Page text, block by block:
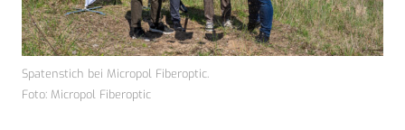
Spatenstich bei Micropol Fiberoptic.
Foto: Micropol Fiberoptic